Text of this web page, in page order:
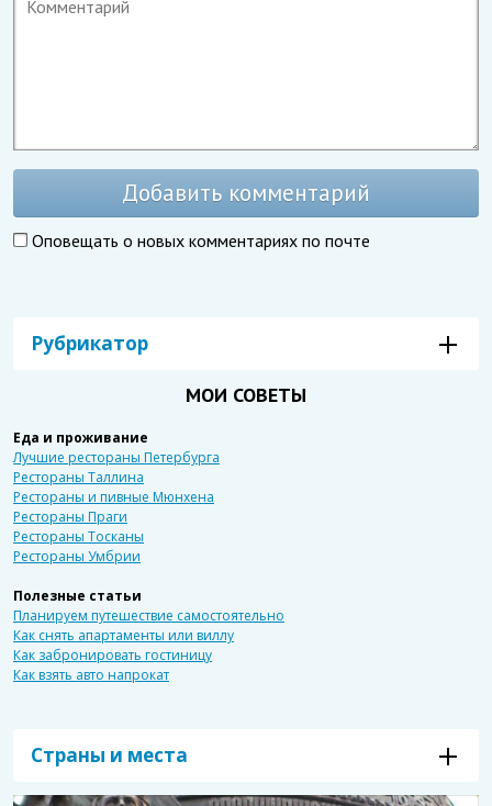
Добавить комментарий
Оповещать о новых комментариях по почте
Рубрикатор
МОИ СОВЕТЫ
Еда и проживание
Лучшие рестораны Петербурга
Рестораны Таллина
Рестораны и пивные Мюнхена
Рестораны Праги
Рестораны Тосканы
Рестораны Умбрии
Полезные статьи
Планируем путешествие самостоятельно
Как снять апартаменты или виллу
Как забронировать гостиницу
Как взять авто напрокат
Страны и места